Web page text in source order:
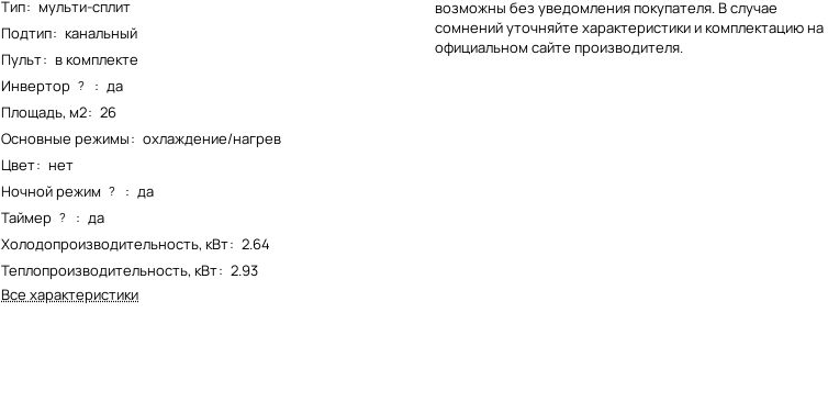
Тип: мульти-сплит
Подтип: канальный
Пульт: в комплекте
Инвертор ? : да
Площадь, м2: 26
Основные режимы: охлаждение/нагрев
Цвет: нет
Ночной режим ? : да
Таймер ? : да
Холодопроизводительность, кВт: 2.64
Теплопроизводительность, кВт: 2.93
Все характеристики
возможны без уведомления покупателя. В случае
сомнений уточняйте характеристики и комплектацию на
официальном сайте производителя.